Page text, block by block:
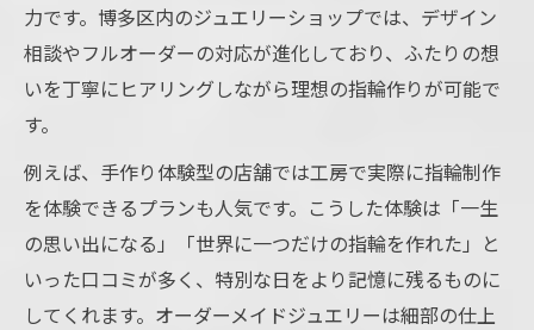
力です。博多区内のジュエリーショップでは、デザイン
相談やフルオーダーの対応が進化しており、ふたりの想
いを丁寧にヒアリングしながら理想の指輪作りが可能で
す。
例えば、手作り体験型の店舗では工房で実際に指輪制作
を体験できるプランも人気です。こうした体験は「一生
の思い出になる」「世界に一つだけの指輪を作れた」と
いった口コミが多く、特別な日をより記憶に残るものに
してくれます。オーダーメイドジュエリーは細部の仕上